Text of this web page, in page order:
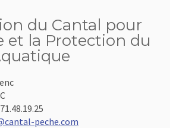
du Cantal pour
et la Protection du
peche.com